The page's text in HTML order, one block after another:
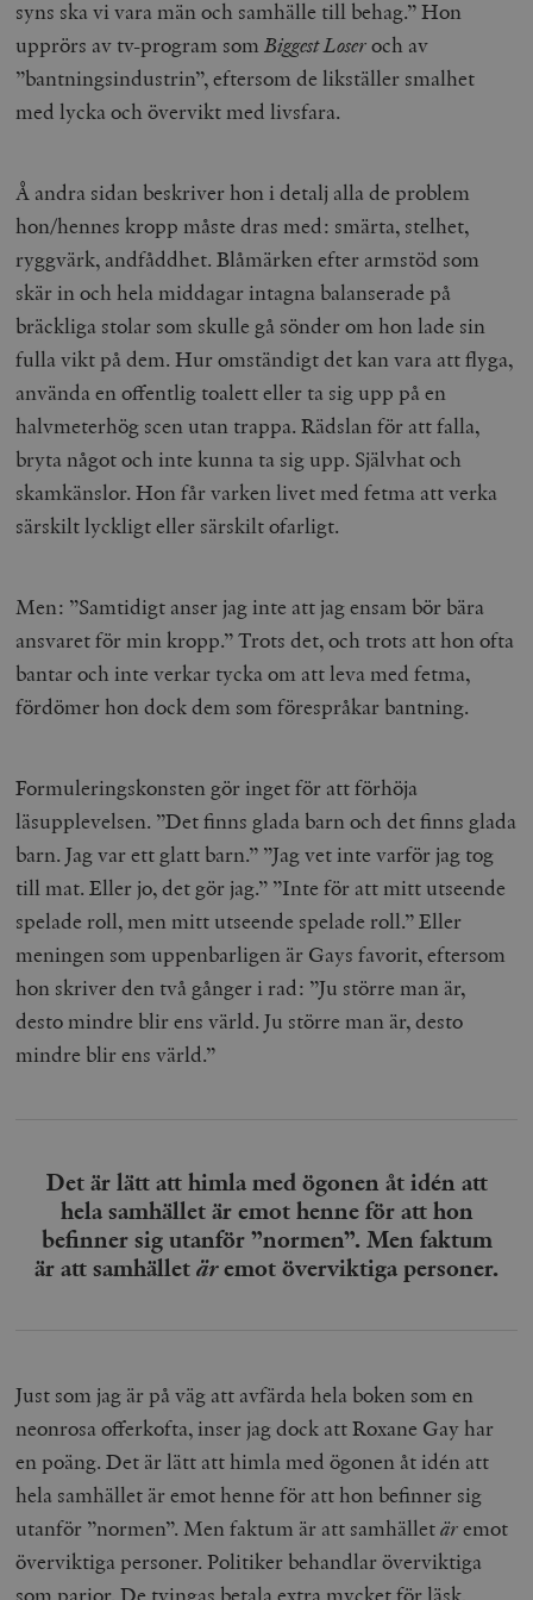
syns ska vi vara män och samhälle till behag.” Hon
upprörs av tv-program somBiggest Loseroch av
”bantningsindustrin”, eftersom de likställer smalhet
med lycka och övervikt med livsfara.
Å andra sidan beskriver hon i detalj alla de problem
hon/hennes kropp måste dras med: smärta, stelhet,
ryggvärk, andfåddhet. Blåmärken efter armstöd som
skär in och hela middagar intagna balanserade på
bräckliga stolar som skulle gå sönder om hon lade sin
fulla vikt på dem. Hur omständigt det kan vara att flyga,
använda en offentlig toalett eller ta sig upp på en
halvmeterhög scen utan trappa. Rädslan för att falla,
bryta något och inte kunna ta sig upp. Självhat och
skamkänslor. Hon får varken livet med fetma att verka
särskilt lyckligt eller särskilt ofarligt.
Men: ”Samtidigt anser jag inte att jag ensam bör bära
ansvaret för min kropp.” Trots det, och trots att hon ofta
bantar och inte verkar tycka om att leva med fetma,
fördömer hon dock dem som förespråkar bantning.
Formuleringskonsten gör inget för att förhöja
läsupplevelsen. ”Det finns glada barn och det finns glada
barn. Jag var ett glatt barn.” ”Jag vet inte varför jag tog
till mat. Eller jo, det gör jag.” ”Inte för att mitt utseende
spelade roll, men mitt utseende spelade roll.” Eller
meningen som uppenbarligen är Gays favorit, eftersom
hon skriver den två gånger i rad: ”Ju större man är,
desto mindre blir ens värld. Ju större man är, desto
mindre blir ens värld.”
Det är lätt att himla med ögonen åt idén att
hela samhället är emot henne för att hon
befinner sig utanför ”normen”. Men faktum
är att samhälletäremot överviktiga personer.
Just som jag är på väg att avfärda hela boken som en
neonrosa offerkofta, inser jag dock att Roxane Gay har
en poäng. Det är lätt att himla med ögonen åt idén att
hela samhället är emot henne för att hon befinner sig
utanför ”normen”. Men faktum är att samhälletäremot
överviktiga personer. Politiker behandlar överviktiga